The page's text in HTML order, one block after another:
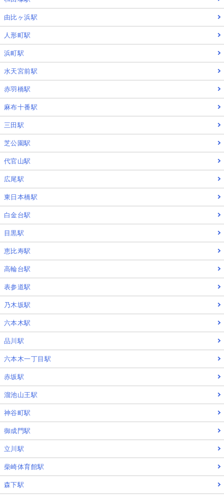
由比ヶ浜駅
人形町駅
浜町駅
水天宮前駅
赤羽橋駅
麻布十番駅
三田駅
芝公園駅
代官山駅
広尾駅
東日本橋駅
白金台駅
目黒駅
恵比寿駅
高輪台駅
表参道駅
乃木坂駅
六本木駅
品川駅
六本木一丁目駅
赤坂駅
溜池山王駅
神谷町駅
御成門駅
立川駅
柴崎体育館駅
森下駅